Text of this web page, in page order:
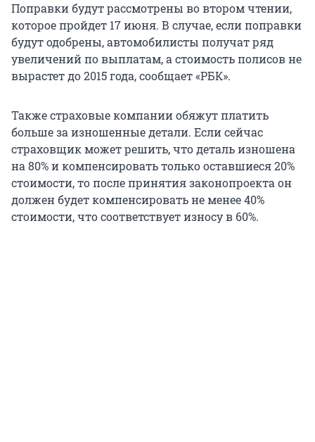
Поправки будут рассмотрены во втором чтении,
которое пройдет 17 июня. В случае, если поправки
будут одобрены, автомобилисты получат ряд
увеличений по выплатам, а стоимость полисов не
вырастет до 2015 года, сообщает «РБК».
Также страховые компании обяжут платить
больше за изношенные детали. Если сейчас
страховщик может решить, что деталь изношена
на 80% и компенсировать только оставшиеся 20%
стоимости, то после принятия законопроекта он
должен будет компенсировать не менее 40%
стоимости, что соответствует износу в 60%.